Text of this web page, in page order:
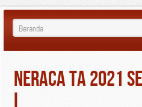
Neraca TA 2021
I